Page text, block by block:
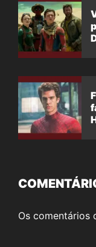
Os comentários